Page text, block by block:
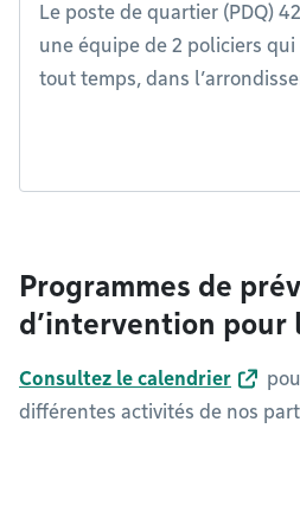
Le poste de quartier (PDQ)
une équipe de 2 policiers
tout temps, dans
Programmes de
d’intervention pour
Consultez le calendrier
différentes activités de nos